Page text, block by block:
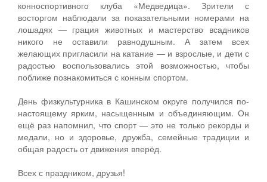
конноспортивного клуба «Медведица». Зрители с
восторгом наблюдали за показательными номерами на
лошадях — грация животных и мастерство всадников
никого не оставили равнодушным. А затем всех
желающих пригласили на катание — и взрослые, и дети с
радостью воспользовались этой возможностью, чтобы
поближе познакомиться с конным спортом.
День физкультурника в Кашинском округе получился по-
настоящему ярким, насыщенным и объединяющим. Он
ещё раз напомнил, что спорт — это не только рекорды и
медали, но и здоровье, дружба, семейные традиции и
общая радость от движения вперёд.
Всех с праздником, друзья!